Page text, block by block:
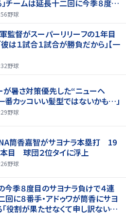
」チームは延長十二回に今季８度目
野球
監督がスーパーリリーフの１年目
は１試合１試合が勝負だから」【一
野球
が暑さ対策優先した“ニューヘ
番カッコいい髪型ではないかも…」
野球
筒香嘉智がサヨナラ本塁打 19
目 球団２位タイに浮上
野球
今季８度目のサヨナラ負けで４連
に８番手・アドゥワが筒香にサヨ
役割が果たせなくて申し訳ないで